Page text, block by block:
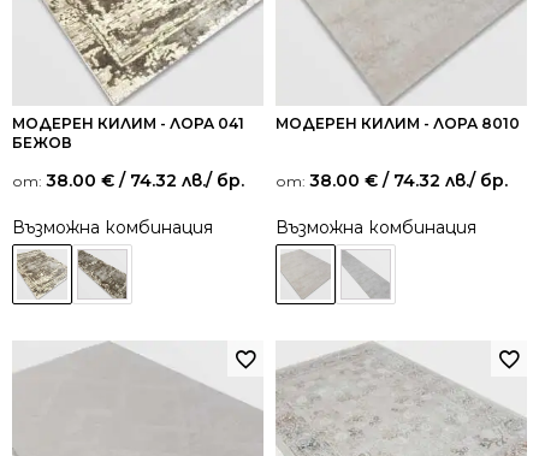
МОДЕРЕН КИЛИМ - ЛОРА 041
БЕЖОВ
от: 38.00 € / 74.32 лв./ бр.
Възможна комбинация
МОДЕРЕН КИЛИМ - ЛОРА 8010
от: 38.00 € / 74.32 лв./ бр.
Възможна комбинация